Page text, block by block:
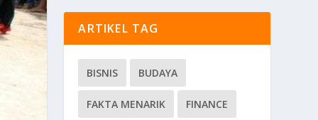
ARTIKEL TAG
BISNIS BUDAYA
FAKTA MENARIK FINANCE